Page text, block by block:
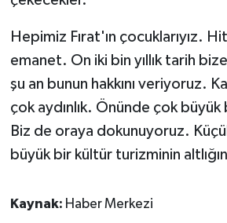
Hepimiz Fırat'ın çocuklarıyız.
emanet. On iki bin yıllık tarih
şu an bunun hakkını veriyoruz.
çok aydınlık. Önünde çok
Biz de oraya dokunuyoruz.
büyük bir kültür turizminin
Kaynak: Haber Merkezi